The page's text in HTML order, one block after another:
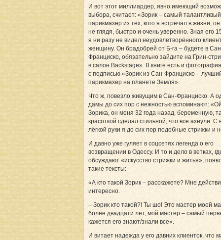
И вот этот миллиардер, явно имеющий
выбора, считает: «Зорик – самый талантливый
парикмахер из тех, кого я встречал в жизни,
не глядя, быстро и очень уверенно. Зная его
я ни разу не видел неудовлетворённого
женщину. Он брадобрей от Б-га – будете в
Франциско, обязательно зайдите на Грин-
в салон Backstage». В книге есть и фотография
с подписью «Зорик из Сан-Франциско –
парикмахер на планете Земля».
Что ж, повезло живущим в Сан-Франциско. А
дамы до сих пор с нежностью вспоминают:
Зорика, он меня 32 года назад, беременную,
красоткой сделал стильной, что все ахнули. С
лёгкой руки я до сих пор подобные стрижки и
И давно уже гуляет в соцсетях легенда о его
возвращении в Одессу. И то и дело в ветках,
обсуждают «искусство стрижки и житья»,
такие тексты:
«А кто такой Зорик – расскажете? Мне
интересно.
– Зорик кто такой?! Ты шо! Это мастер моей
более двадцати лет, мой мастер – самый
кажется его знают/знали все».
И витает надежда у его давних клиенток, что